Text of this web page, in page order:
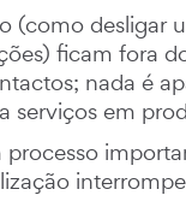
(como desligar
ficam fora
nada é
serviços em